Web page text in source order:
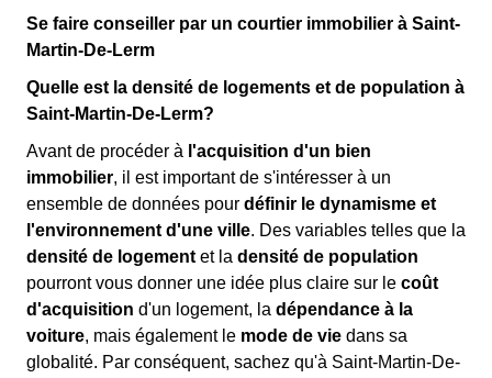
Se faire conseiller par un courtier immobilier à Saint-
Martin-De-Lerm
Quelle est la densité de logements et de population à
Saint-Martin-De-Lerm?
Avant de procéder à l'acquisition d'un bien
immobilier, il est important de s'intéresser à un
ensemble de données pour définir le dynamisme et
l'environnement d'une ville. Des variables telles que la
densité de logement et la densité de population
pourront vous donner une idée plus claire sur le coût
d'acquisition d'un logement, la dépendance à la
voiture, mais également le mode de vie dans sa
globalité. Par conséquent, sachez qu'à Saint-Martin-De-